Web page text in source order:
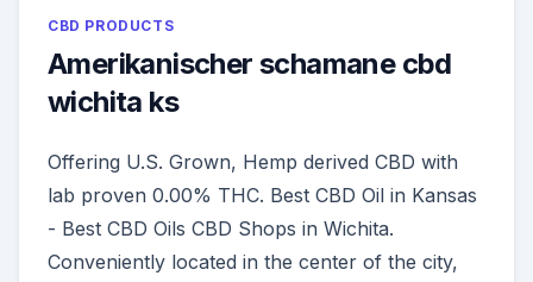
CBD PRODUCTS
Amerikanischer schamane cbd
wichita ks
Offering U.S. Grown, Hemp derived CBD with
lab proven 0.00% THC. Best CBD Oil in Kansas
- Best CBD Oils CBD Shops in Wichita.
Conveniently located in the center of the city,